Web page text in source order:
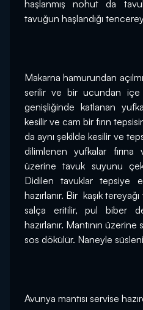
haşlanmış nohut da
tavuğun haşlandığı
Makarna hamurundan
serilir ve bir ucundan içe
genişliğinde katlanan
kesilir ve cam bir fırın
da aynı şekilde kesilir ve
dilimlenen yufkalar fırına
üzerine tavuk suyunu
Didilen tavuklar tepsiye
hazırlanır. Bir  kaşık
salça eritilir, pul biber
hazırlanır. Mantının üzerine
sos dökülür. Naneyle
Avunya mantısı servise